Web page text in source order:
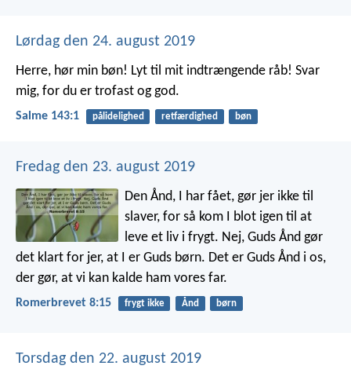
Lørdag den 24. august 2019
Herre, hør min bøn! Lyt til mit indtrængende råb! Svar
mig, for du er trofast og god.
Salme 143:1 pålidelighed retfærdighed bøn
Fredag den 23. august 2019
Den Ånd, I har fået, gør jer ikke til
slaver, for så kom I blot igen til at
leve et liv i frygt. Nej, Guds Ånd gør
det klart for jer, at I er Guds børn. Det er Guds Ånd i os,
der gør, at vi kan kalde ham vores far.
Romerbrevet 8:15 frygt ikke Ånd børn
Torsdag den 22. august 2019